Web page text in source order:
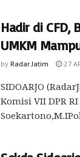
Hadir di CFD,
UMKM
by Radar Jatim 27
SIDOARJO
Komisi VII DPR